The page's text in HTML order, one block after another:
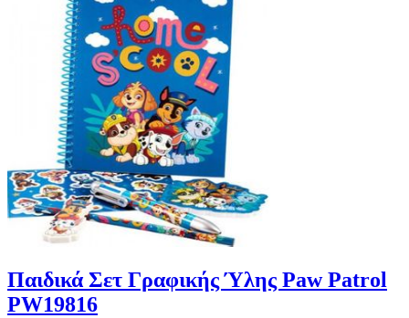
Παιδικά Σετ Γραφικής Ύλης Paw Patrol
PW19816